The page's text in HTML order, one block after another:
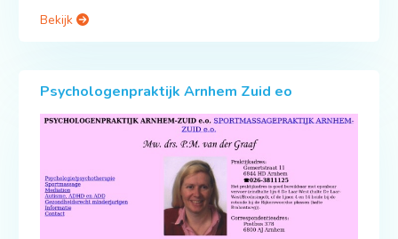
Bekijk
Psychologenpraktijk Arnhem Zuid eo